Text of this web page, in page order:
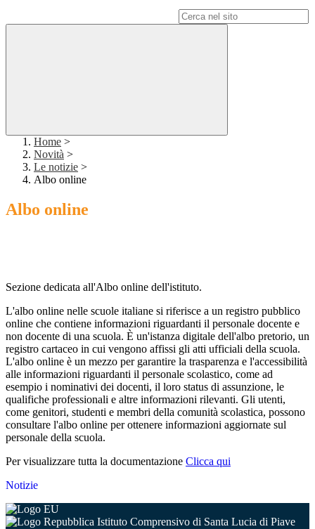
Home >
Novità >
Le notizie >
Albo online
Albo online
Sezione dedicata all'Albo online dell'istituto.
L'albo online nelle scuole italiane si riferisce a un registro pubblico
online che contiene informazioni riguardanti il personale docente e
non docente di una scuola. È un'istanza digitale dell'albo pretorio, un
registro cartaceo in cui vengono affissi gli atti ufficiali della scuola.
L'albo online è un mezzo per garantire la trasparenza e l'accessibilità
alle informazioni riguardanti il personale scolastico, come ad
esempio i nominativi dei docenti, il loro status di assunzione, le
qualifiche professionali e altre informazioni rilevanti. Gli utenti,
come genitori, studenti e membri della comunità scolastica, possono
consultare l'albo online per ottenere informazioni aggiornate sul
personale della scuola.
Per visualizzare tutta la documentazione Clicca qui
Notizie
Istituto Comprensivo di Santa Lucia di Piave